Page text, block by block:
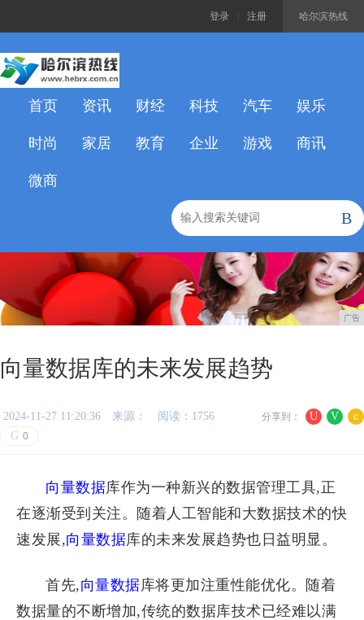
哈尔滨热线
登录 注册
首页 资讯 财经 科技 汽车 娱乐
时尚 家居 教育 企业 游戏 商讯
微商
B
广告
向量数据库的未来发展趋势
U V c
分享到：
2024-11-27 11:20:36 来源：
阅读：1756
G 0
向量数据库作为一种新兴的数据管理工具,正
在逐渐受到关注。随着人工智能和大数据技术的快
速发展,向量数据库的未来发展趋势也日益明显。
首先,向量数据库将更加注重性能优化。随着
数据量的不断增加,传统的数据库技术已经难以满